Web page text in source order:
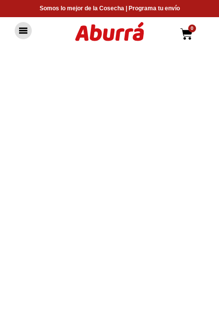
al
contenido
Somos lo mejor de la Cosecha | Programa tu envío
0